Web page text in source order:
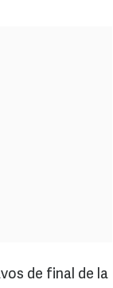
de final de la